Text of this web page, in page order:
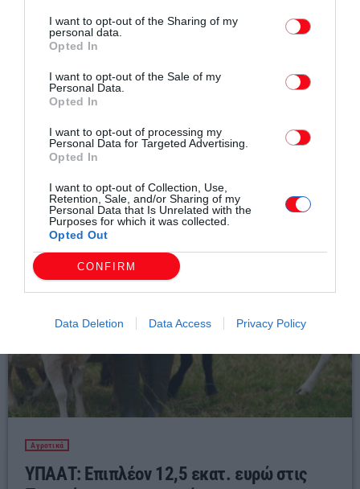
I want to opt-out of the Sharing of my
personal data.
Opted In
I want to opt-out of the Sale of my
Personal Data.
Opted In
I want to opt-out of processing my
Personal Data for Targeted Advertising.
Opted In
I want to opt-out of Collection, Use,
Retention, Sale, and/or Sharing of my
Personal Data that Is Unrelated with the
Purposes for which it was collected.
Opted Out
CONFIRM
Data Deletion Data Access Privacy Policy
Συντάχθηκε από:ERKO.GR
email
Σχετικά άρθρα
Αγροτικά
ΥΠΑΑΤ: Επιπλέον 12,5 εκατ. ευρώ στις